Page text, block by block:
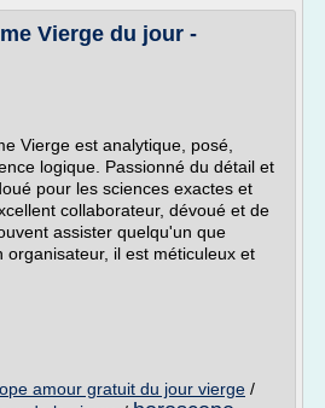
Vierge du jour -
Vierge est analytique, posé,
logique. Passionné du détail et
pour les sciences exactes et
collaborateur, dévoué et de
assister quelqu'un que
organisateur, il est méticuleux et
amour gratuit du jour vierge /